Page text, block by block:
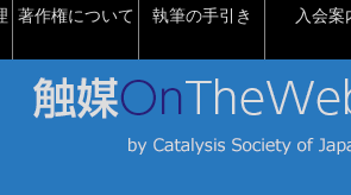
著作権について 執筆の手引き 入会案